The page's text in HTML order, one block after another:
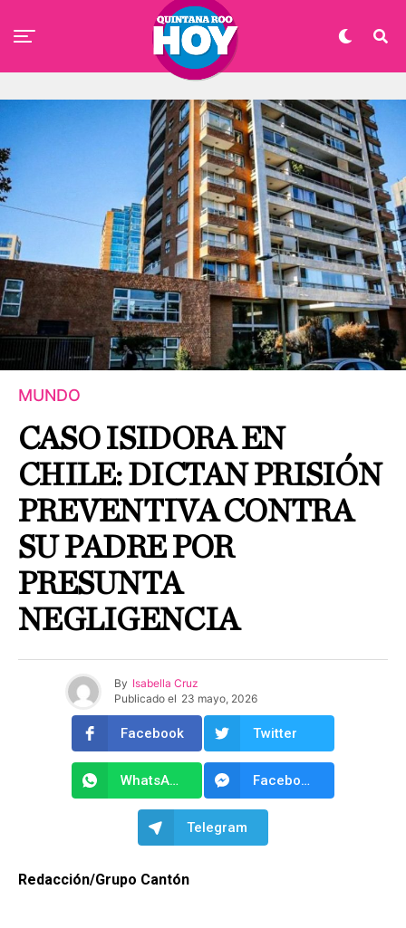
MUNDO
CASO ISIDORA EN
CHILE: DICTAN PRISIÓN
PREVENTIVA CONTRA
SU PADRE POR
PRESUNTA
NEGLIGENCIA
By Isabella Cruz
Publicado el 23 mayo, 2026
Facebook Twitter
WhatsApp Facebook Messenger
Telegram
Redacción/Grupo Cantón